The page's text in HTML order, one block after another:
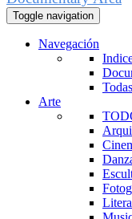
Toggle navigation
Navegación
Arte